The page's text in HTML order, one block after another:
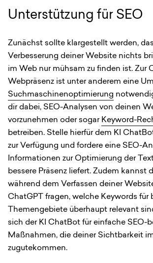
Unterstützung für SEO
Zunächst sollte klargestellt werden,
Verbesserung deiner Website nichts
im Web nur mühsam zu finden ist. Zur
Webpräsenz ist unter anderem eine
Suchmaschinenoptimierung
dir dabei, SEO-Analysen von deinen
vorzunehmen oder sogar Keyword-
betreiben. Stelle hierfür dem KI
zur Verfügung und fordere eine SEO-
Informationen zur Optimierung der
bessere Präsenz liefert. Zudem kannst
während dem Verfassen deiner
ChatGPT fragen, welche Keywords für
Themengebiete überhaupt relevant
sich der KI ChatBot für einfache SEO-
Maßnahmen, die deiner Sichtbarkeit
zugutekommen.